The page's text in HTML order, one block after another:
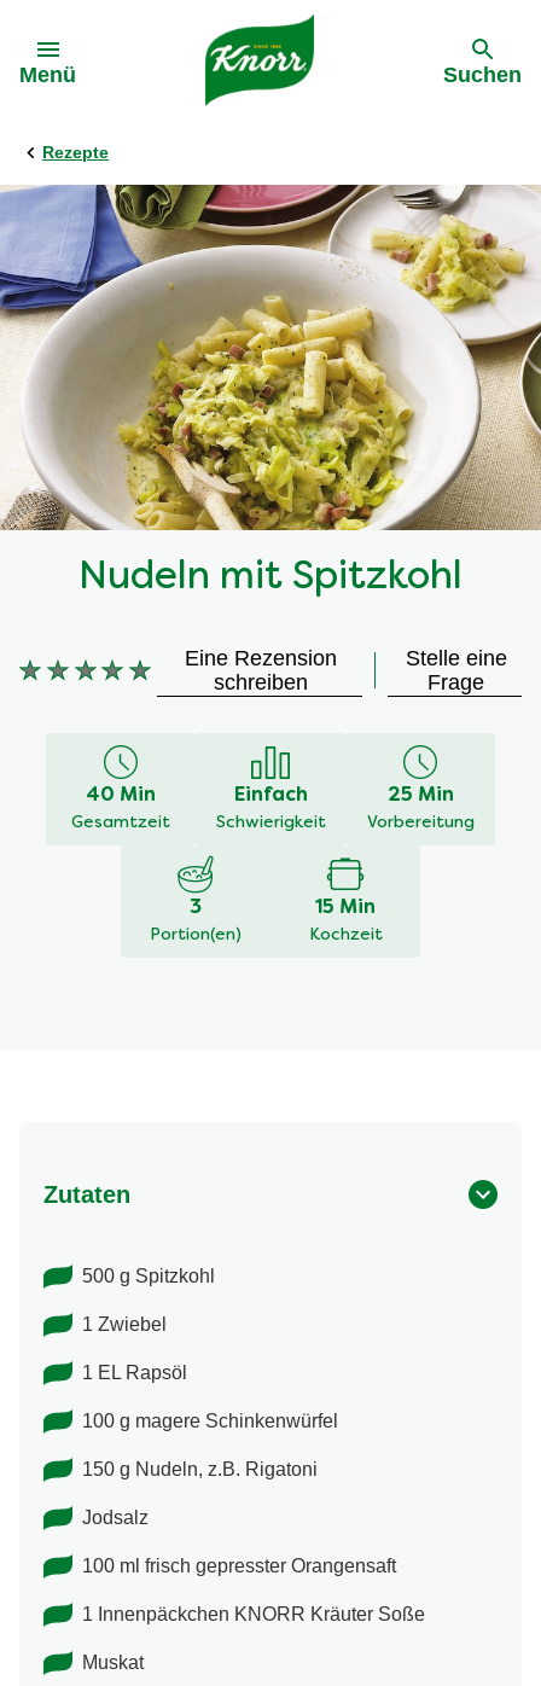
Menü Suchen
Rezepte
Nudeln mit Spitzkohl
Keine
recipe
Eine Rezension
schreiben
Stelle eine
Frage
40 Min
Gesamtzeit
Einfach
Schwierigkeit
25 Min
Vorbereitung
3
Portion(en)
15 Min
Kochzeit
Zutaten
500 g Spitzkohl
1 Zwiebel
1 EL Rapsöl
100 g magere Schinkenwürfel
150 g Nudeln, z.B. Rigatoni
Jodsalz
100 ml frisch gepresster Orangensaft
1 Innenpäckchen KNORR Kräuter Soße
Muskat